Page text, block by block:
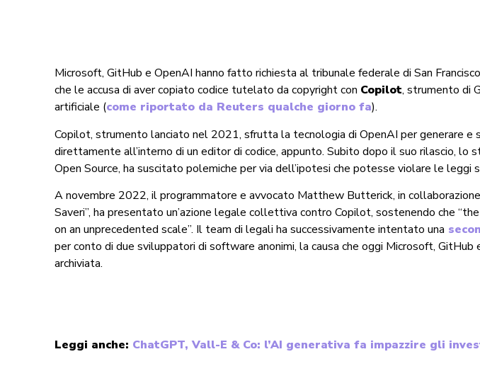
Microsoft, GitHub e OpenAI hanno fatto richiesta al tribunale federale di San
che le accusa di aver copiato codice tutelato da copyright con Copilot, strumento di
artificiale (come riportato da Reuters qualche giorno fa).
Copilot, strumento lanciato nel 2021, sfrutta la tecnologia di OpenAI per generare e
direttamente all’interno di un editor di codice, appunto. Subito dopo il suo rilascio, lo
Open Source, ha suscitato polemiche per via dell’ipotesi che potesse violare le leggi
A novembre 2022, il programmatore e avvocato Matthew Butterick, in
Saveri”, ha presentato un’azione legale collettiva contro Copilot, sostenendo che
on an unprecedented scale”. Il team di legali ha successivamente intentato una
per conto di due sviluppatori di software anonimi, la causa che oggi Microsoft,
archiviata.
Leggi anche: ChatGPT, Vall-E & Co: l’AI generativa fa impazzire gli